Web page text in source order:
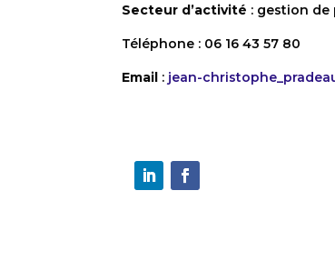
Secteur d’activité : gestion de
Téléphone : 06 16 43 57 80‬
Email : jean-